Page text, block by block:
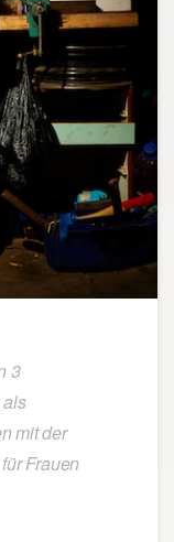
3
mit der
Frauen